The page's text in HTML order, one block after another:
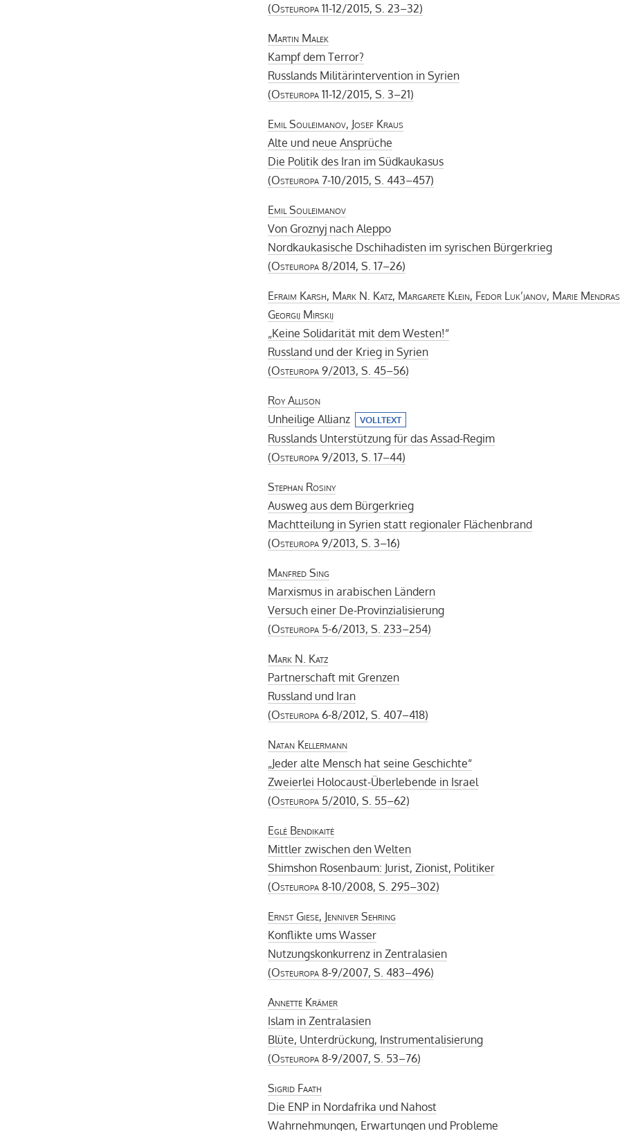
(Osteuropa 11-12/2015, S. 23–32)
Martin Malek
Kampf dem Terror?
Russlands Militärintervention in Syrien
(Osteuropa 11-12/2015, S. 3–21)
Emil Souleimanov, Josef Kraus
Alte und neue Ansprüche
Die Politik des Iran im Südkaukasus
(Osteuropa 7-10/2015, S. 443–457)
Emil Souleimanov
Von Groznyj nach Aleppo
Nordkaukasische Dschihadisten im syrischen Bürgerkrieg
(Osteuropa 8/2014, S. 17–26)
Efraim Karsh, Mark N. Katz, Margarete Klein, Fedor Luk’janov, Marie
Georgij Mirskij
„Keine Solidarität mit dem Westen!“
Russland und der Krieg in Syrien
(Osteuropa 9/2013, S. 45–56)
Roy Allison
Unheilige Allianz
VOLLTEXT
Russlands Unterstützung für das Assad-Regim
(Osteuropa 9/2013, S. 17–44)
Stephan Rosiny
Ausweg aus dem Bürgerkrieg
Machtteilung in Syrien statt regionaler Flächenbrand
(Osteuropa 9/2013, S. 3–16)
Manfred Sing
Marxismus in arabischen Ländern
Versuch einer De-Provinzialisierung
(Osteuropa 5-6/2013, S. 233–254)
Mark N. Katz
Partnerschaft mit Grenzen
Russland und Iran
(Osteuropa 6-8/2012, S. 407–418)
Natan Kellermann
„Jeder alte Mensch hat seine Geschichte“
Zweierlei Holocaust-Überlebende in Israel
(Osteuropa 5/2010, S. 55–62)
Eglė Bendikaitė
Mittler zwischen den Welten
Shimshon Rosenbaum: Jurist, Zionist, Politiker
(Osteuropa 8-10/2008, S. 295–302)
Ernst Giese, Jenniver Sehring
Konflikte ums Wasser
Nutzungskonkurrenz in Zentralasien
(Osteuropa 8-9/2007, S. 483–496)
Annette Krämer
Islam in Zentralasien
Blüte, Unterdrückung, Instrumentalisierung
(Osteuropa 8-9/2007, S. 53–76)
Sigrid Faath
Die ENP in Nordafrika und Nahost
Wahrnehmungen, Erwartungen und Probleme